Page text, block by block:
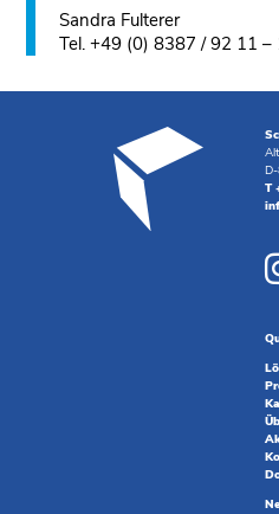
Sandra Fulterer
Tel. +49 (0) 8387 / 92 11 –
T